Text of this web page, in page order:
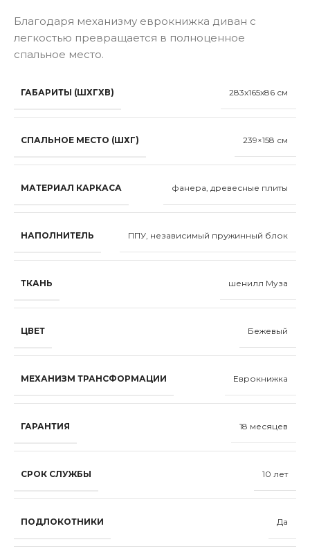
Благодаря механизму еврокнижка диван с
легкостью превращается в полноценное
спальное место.
ГАБАРИТЫ (ШХГХВ) 283x165x86 см
СПАЛЬНОЕ МЕСТО (ШХГ) 239×158 см
МАТЕРИАЛ КАРКАСА фанера, древесные плиты
НАПОЛНИТЕЛЬ ППУ, независимый пружинный блок
ТКАНЬ шенилл Муза
ЦВЕТ Бежевый
МЕХАНИЗМ ТРАНСФОРМАЦИИ Еврокнижка
ГАРАНТИЯ 18 месяцев
СРОК СЛУЖБЫ 10 лет
ПОДЛОКОТНИКИ Да